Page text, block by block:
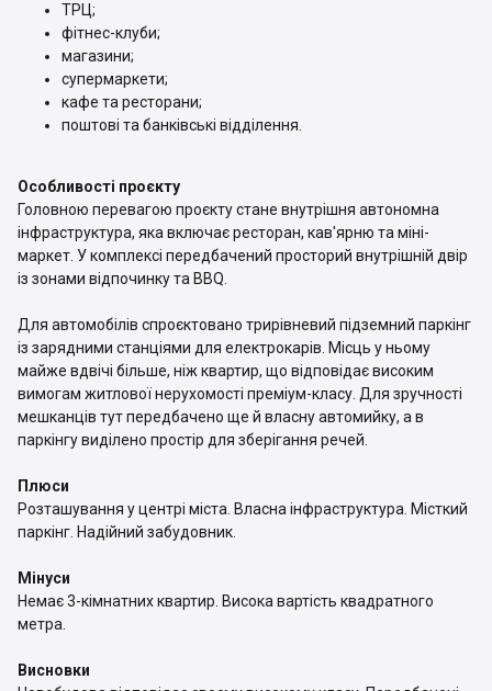
ТРЦ;
фітнес-клуби;
магазини;
супермаркети;
кафе та ресторани;
поштові та банківські відділення.
Особливості проєкту
Головною перевагою проєкту стане внутрішня автономна
інфраструктура, яка включає ресторан, кав'ярню та міні-
маркет. У комплексі передбачений просторий внутрішній двір
із зонами відпочинку та BBQ.
Для автомобілів спроєктовано трирівневий підземний паркінг
із зарядними станціями для електрокарів. Місць у ньому
майже вдвічі більше, ніж квартир, що відповідає високим
вимогам житлової нерухомості преміум-класу. Для зручності
мешканців тут передбачено ще й власну автомийку, а в
паркінгу виділено простір для зберігання речей.
Плюси
Розташування у центрі міста. Власна інфраструктура. Місткий
паркінг. Надійний забудовник.
Мінуси
Немає 3-кімнатних квартир. Висока вартість квадратного
метра.
Висновки